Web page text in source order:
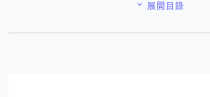
展開目錄